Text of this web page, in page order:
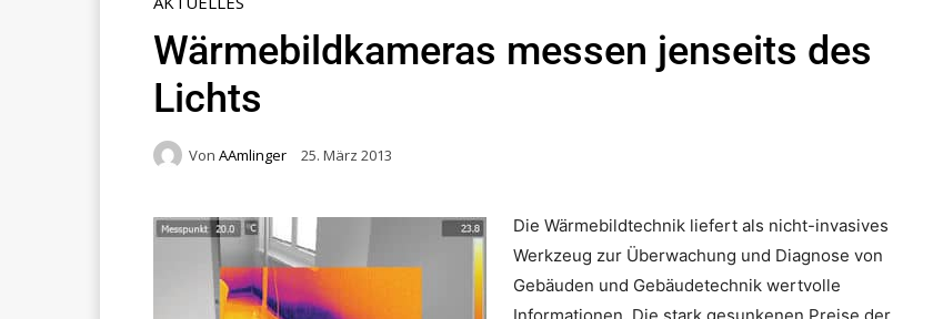
Wärmebildkameras messen jenseits des
Lichts
Von AAmlinger 25. März 2013
Die Wärmebildtechnik liefert als nicht-invasives
Werkzeug zur Überwachung und Diagnose von
Gebäuden und Gebäudetechnik wertvolle